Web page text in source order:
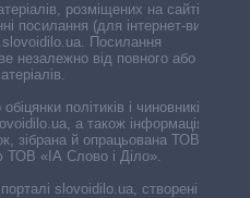
розміщених на сайті,
посилання (для інтернет-видань
Посилання
незалежно від повного або
політиків і чиновників,
а також інформація про
зібрана й опрацьована ТОВ «ІА
ТОВ «ІА Слово і Діло».
slovoidilo.ua, створені ГО